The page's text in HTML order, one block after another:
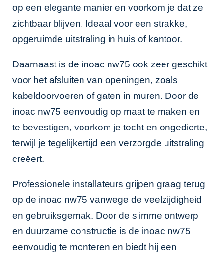
op een elegante manier en voorkom je dat ze
zichtbaar blijven. Ideaal voor een strakke,
opgeruimde uitstraling in huis of kantoor.
Daarnaast is de inoac nw75 ook zeer geschikt
voor het afsluiten van openingen, zoals
kabeldoorvoeren of gaten in muren. Door de
inoac nw75 eenvoudig op maat te maken en
te bevestigen, voorkom je tocht en ongedierte,
terwijl je tegelijkertijd een verzorgde uitstraling
creëert.
Professionele installateurs grijpen graag terug
op de inoac nw75 vanwege de veelzijdigheid
en gebruiksgemak. Door de slimme ontwerp
en duurzame constructie is de inoac nw75
eenvoudig te monteren en biedt hij een